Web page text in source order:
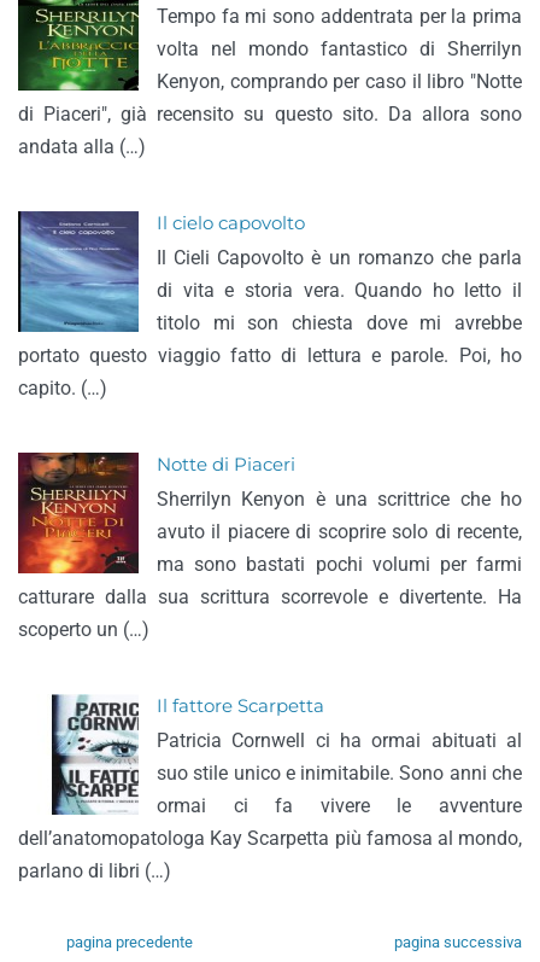
Tempo fa mi sono addentrata per la prima
volta nel mondo fantastico di Sherrilyn
Kenyon, comprando per caso il libro "Notte
di Piaceri", già recensito su questo sito. Da allora sono
andata alla (…)
Il cielo capovolto
Il Cieli Capovolto è un romanzo che parla
di vita e storia vera. Quando ho letto il
titolo mi son chiesta dove mi avrebbe
portato questo viaggio fatto di lettura e parole. Poi, ho
capito. (…)
Notte di Piaceri
Sherrilyn Kenyon è una scrittrice che ho
avuto il piacere di scoprire solo di recente,
ma sono bastati pochi volumi per farmi
catturare dalla sua scrittura scorrevole e divertente. Ha
scoperto un (…)
Il fattore Scarpetta
Patricia Cornwell ci ha ormai abituati al
suo stile unico e inimitabile. Sono anni che
ormai ci fa vivere le avventure
dell’anatomopatologa Kay Scarpetta più famosa al mondo,
parlano di libri (…)
pagina precedente pagina successiva